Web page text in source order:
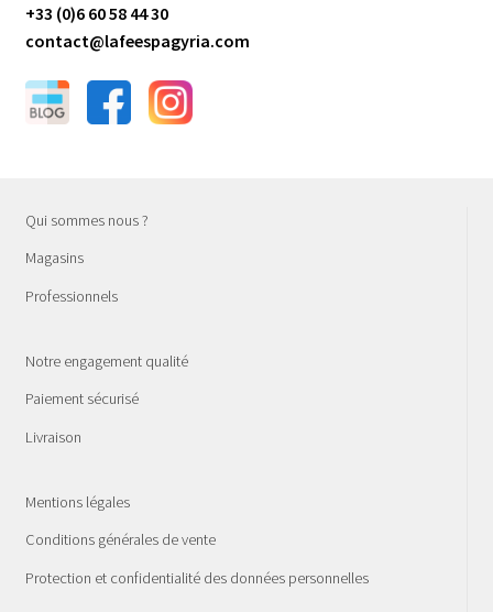
+33 (0)6 60 58 44 30
contact@lafeespagyria.com
Qui sommes nous ?
Magasins
Professionnels
Notre engagement qualité
Paiement sécurisé
Livraison
Mentions légales
Conditions générales de vente
Protection et confidentialité des données personnelles